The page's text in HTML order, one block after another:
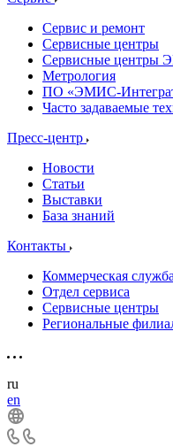
Сервис и ремонт
Сервисные центры
Сервисные центры
Метрология
ПО «ЭМИС-
Часто задаваемые
Пресс-центр
Новости
Статьи
Выставки
База знаний
Контакты
Коммерческая служба
Отдел сервиса
Сервисные центры
Региональные
ru
en